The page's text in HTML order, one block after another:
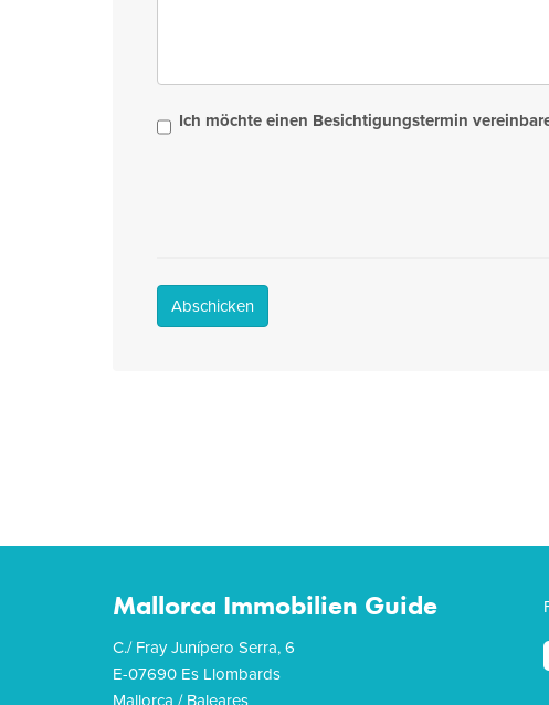
Ich möchte einen Besichtigungstermin
Abschicken
Mallorca Immobilien Guide
C./ Fray Junípero Serra, 6
E-07690 Es Llombards
Mallorca / Baleares